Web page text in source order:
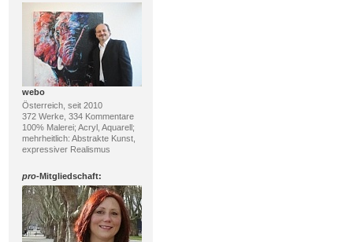
webo
Österreich, seit 2010
372 Werke, 334 Kommentare
100% Malerei; Acryl, Aquarell;
mehrheitlich: Abstrakte Kunst,
expressiver Realismus
pro-Mitgliedschaft: